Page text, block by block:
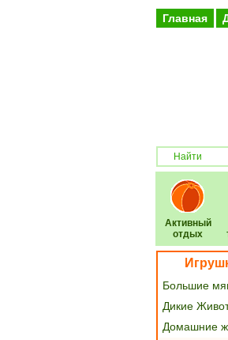
Главная
Активный
отдых
Большие
Дикие
Домашние